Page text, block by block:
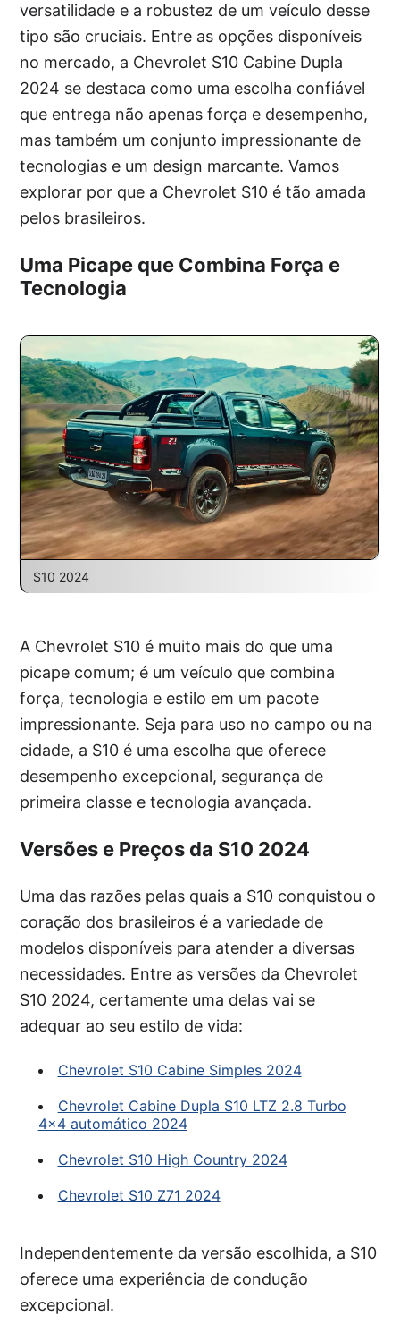
versatilidade e a robustez de um veículo desse
tipo são cruciais. Entre as opções disponíveis
no mercado, a Chevrolet S10 Cabine Dupla
2024 se destaca como uma escolha confiável
que entrega não apenas força e desempenho,
mas também um conjunto impressionante de
tecnologias e um design marcante. Vamos
explorar por que a Chevrolet S10 é tão amada
pelos brasileiros.
Uma Picape que Combina Força e
Tecnologia
S10 2024
A Chevrolet S10 é muito mais do que uma
picape comum; é um veículo que combina
força, tecnologia e estilo em um pacote
impressionante. Seja para uso no campo ou na
cidade, a S10 é uma escolha que oferece
desempenho excepcional, segurança de
primeira classe e tecnologia avançada.
Versões e Preços da S10 2024
Uma das razões pelas quais a S10 conquistou o
coração dos brasileiros é a variedade de
modelos disponíveis para atender a diversas
necessidades. Entre as versões da Chevrolet
S10 2024, certamente uma delas vai se
adequar ao seu estilo de vida:
Chevrolet S10 Cabine Simples 2024
Chevrolet Cabine Dupla S10 LTZ 2.8 Turbo
4×4 automático 2024
Chevrolet S10 High Country 2024
Chevrolet S10 Z71 2024
Independentemente da versão escolhida, a S10
oferece uma experiência de condução
excepcional.